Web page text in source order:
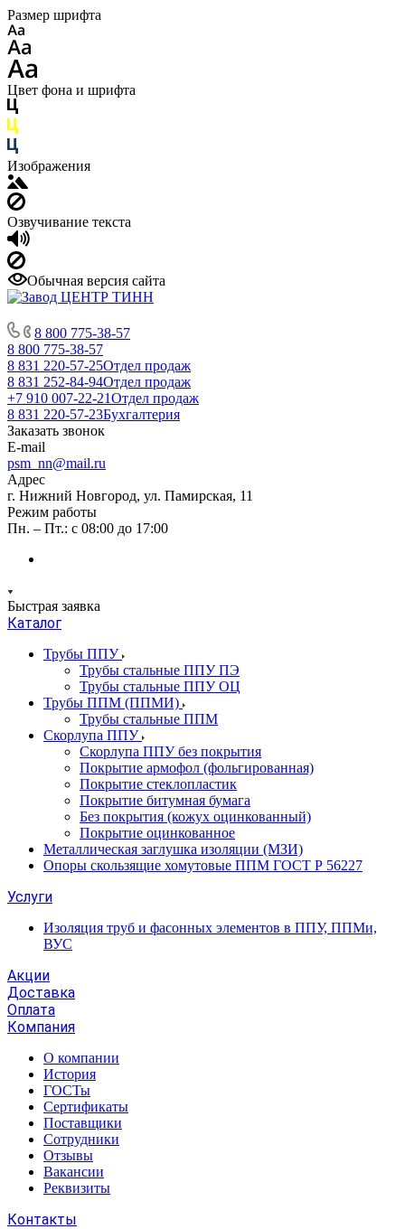
Размер шрифта
Цвет фона и шрифта
Изображения
Озвучивание текста
Обычная версия сайта
8 800 775-38-57
8 800 775-38-57
8 831 220-57-25Отдел продаж
8 831 252-84-94Отдел продаж
+7 910 007-22-21Отдел продаж
8 831 220-57-23Бухгалтерия
Заказать звонок
E-mail
psm_nn@mail.ru
Адрес
г. Нижний Новгород, ул. Памирская, 11
Режим работы
Пн. – Пт.: с 08:00 до 17:00
Быстрая заявка
Каталог
Трубы ППУ
Трубы стальные ППУ ПЭ
Трубы стальные ППУ ОЦ
Трубы ППМ (ППМИ)
Трубы стальные ППМ
Скорлупа ППУ
Скорлупа ППУ без покрытия
Покрытие армофол (фольгированная)
Покрытие стеклопластик
Покрытие битумная бумага
Без покрытия (кожух оцинкованный)
Покрытие оцинкованное
Металлическая заглушка изоляции (МЗИ)
Опоры скользящие хомутовые ППМ ГОСТ Р 56227
Услуги
Изоляция труб и фасонных элементов в ППУ, ППМи,
ВУС
Акции
Доставка
Оплата
Компания
О компании
История
ГОСТы
Сертификаты
Поставщики
Сотрудники
Отзывы
Вакансии
Реквизиты
Контакты